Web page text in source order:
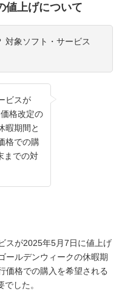
値上げについて
対象ソフト・サービス
ビスが
格改定の
暇期間と
格での購
までの対
スが2025年5月7日に値上げ
ールデンウィークの休暇期
価格での購入を希望される
した。